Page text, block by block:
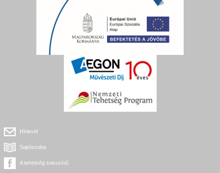
Hírlevél
Sajtószoba
A tehetség sokszínű